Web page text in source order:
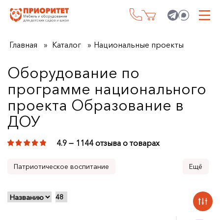
Главная Каталог Национальные проекты
Оборудование по
программе национального
проекта Образование в
ДОУ
4.9 — 1144 отзыва о товарах
Патриотическое воспитание